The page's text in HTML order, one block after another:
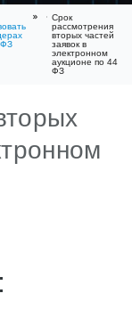
ФЗ
Срок
рассмотрения
вторых частей
заявок в
электронном
аукционе по 44
ФЗ